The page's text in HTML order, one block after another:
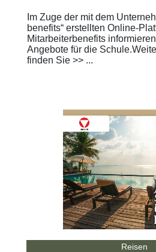
Im Zuge der mit dem
benefits“ erstellten Online-
Mitarbeiterbenefits
Angebote für die
finden Sie >> ...
Reisen